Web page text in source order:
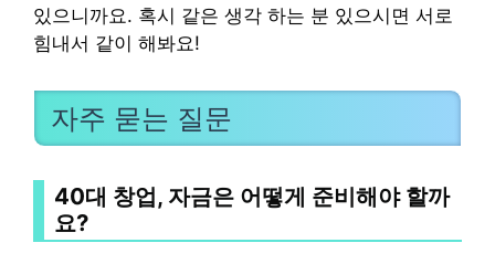
있으니까요. 혹시 같은 생각 하는 분 있으시면 서로
힘내서 같이 해봐요!
자주 묻는 질문
40대 창업, 자금은 어떻게 준비해야 할까
요?